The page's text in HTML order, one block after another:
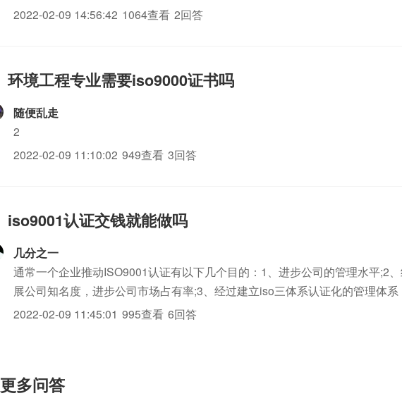
有经过培训的校正室，游标卡尺可以内校。外校一般有效期一年，而内校则每
2022-02-09 14:56:42 1064查看 2回答
环境工程专业需要iso9000证书吗
随便乱走
2
2022-02-09 11:10:02 949查看 3回答
iso9001认证交钱就能做吗
几分之一
通常一个企业推动ISO9001认证有以下几个目的：1、进步公司的管理水平;2
展公司知名度，进步公司市场占有率;3、经过建立iso三体系认证化的管理体系
改善。公司推广ISO9001认证的方法一般有派出人员参与训练或招聘有关人员
2022-02-09 11:45:01 995查看 6回答
更多问答